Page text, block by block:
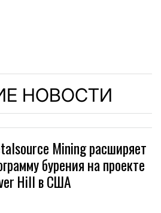
НОВОСТИ
Mining расширяет
бурения на проекте
Hill в США